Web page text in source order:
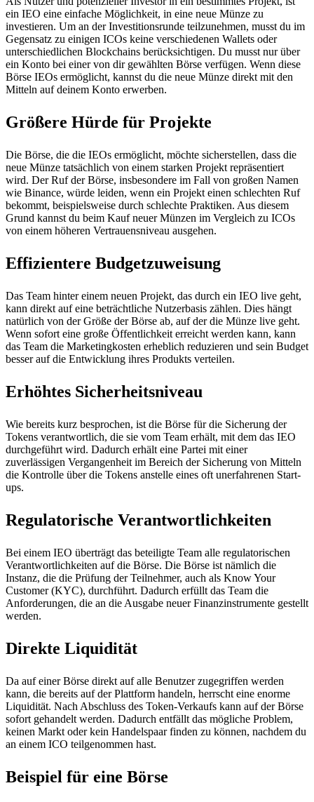
ein IEO eine einfache Möglichkeit, in eine neue Münze zu
investieren. Um an der Investitionsrunde teilzunehmen, musst du im
Gegensatz zu einigen ICOs keine verschiedenen Wallets oder
unterschiedlichen Blockchains berücksichtigen. Du musst nur über
ein Konto bei einer von dir gewählten Börse verfügen. Wenn diese
Börse IEOs ermöglicht, kannst du die neue Münze direkt mit den
Mitteln auf deinem Konto erwerben.
Größere Hürde für Projekte
Die Börse, die die IEOs ermöglicht, möchte sicherstellen, dass die
neue Münze tatsächlich von einem starken Projekt repräsentiert
wird. Der Ruf der Börse, insbesondere im Fall von großen Namen
wie Binance, würde leiden, wenn ein Projekt einen schlechten Ruf
bekommt, beispielsweise durch schlechte Praktiken. Aus diesem
Grund kannst du beim Kauf neuer Münzen im Vergleich zu ICOs
von einem höheren Vertrauensniveau ausgehen.
Effizientere Budgetzuweisung
Das Team hinter einem neuen Projekt, das durch ein IEO live geht,
kann direkt auf eine beträchtliche Nutzerbasis zählen. Dies hängt
natürlich von der Größe der Börse ab, auf der die Münze live geht.
Wenn sofort eine große Öffentlichkeit erreicht werden kann, kann
das Team die Marketingkosten erheblich reduzieren und sein Budget
besser auf die Entwicklung ihres Produkts verteilen.
Erhöhtes Sicherheitsniveau
Wie bereits kurz besprochen, ist die Börse für die Sicherung der
Tokens verantwortlich, die sie vom Team erhält, mit dem das IEO
durchgeführt wird. Dadurch erhält eine Partei mit einer
zuverlässigen Vergangenheit im Bereich der Sicherung von Mitteln
die Kontrolle über die Tokens anstelle eines oft unerfahrenen Start-
ups.
Regulatorische Verantwortlichkeiten
Bei einem IEO überträgt das beteiligte Team alle regulatorischen
Verantwortlichkeiten auf die Börse. Die Börse ist nämlich die
Instanz, die die Prüfung der Teilnehmer, auch als Know Your
Customer (KYC), durchführt. Dadurch erfüllt das Team die
Anforderungen, die an die Ausgabe neuer Finanzinstrumente gestellt
werden.
Direkte Liquidität
Da auf einer Börse direkt auf alle Benutzer zugegriffen werden
kann, die bereits auf der Plattform handeln, herrscht eine enorme
Liquidität. Nach Abschluss des Token-Verkaufs kann auf der Börse
sofort gehandelt werden. Dadurch entfällt das mögliche Problem,
keinen Markt oder kein Handelspaar finden zu können, nachdem du
an einem ICO teilgenommen hast.
Beispiel für eine Börse